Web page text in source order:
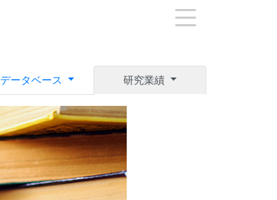
データベース 研究業績